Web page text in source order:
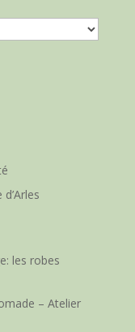
les robes
– Atelier